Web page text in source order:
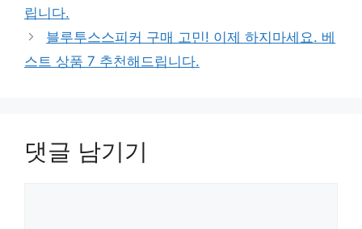
립니다.
블루투스스피커 구매 고민! 이제 하지마세요. 베
스트 상품 7 추천해드립니다.
댓글 남기기